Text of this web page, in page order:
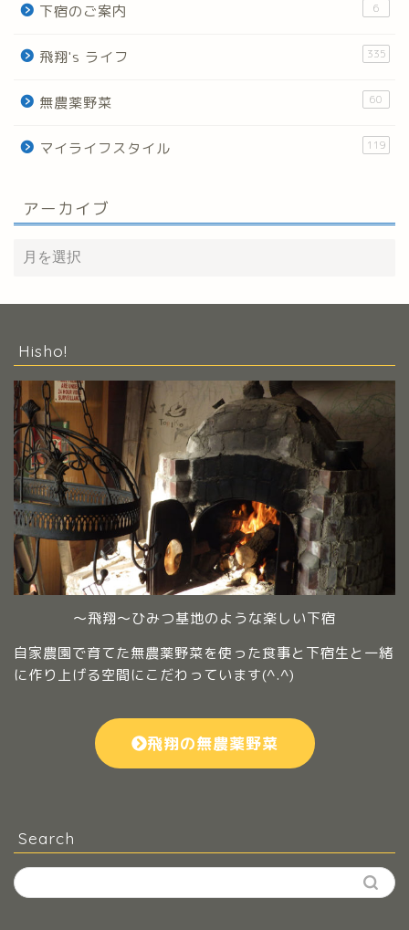
下宿のご案内 6
飛翔's ライフ 335
無農薬野菜 60
マイライフスタイル 119
アーカイブ
Hisho!
～飛翔～ひみつ基地のような楽しい下宿
自家農園で育てた無農薬野菜を使った食事と下宿生と一緒
に作り上げる空間にこだわっています(^.^)
飛翔の無農薬野菜
Search